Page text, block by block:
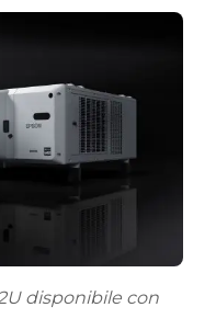
disponibile con